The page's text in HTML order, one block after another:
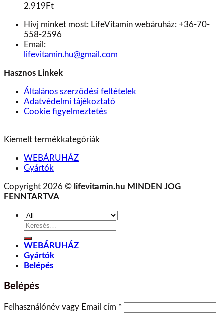
2.919 Ft
Hívj minket most: LifeVitamin webáruház: +36-70-
558-2596
Email:
lifevitamin.hu@gmail.com
Hasznos Linkek
Általános szerződési feltételek
Adatvédelmi tájékoztató
Cookie figyelmeztetés
Kiemelt termékkategóriák
WEBÁRUHÁZ
Gyártók
Copyright 2026 © lifevitamin.hu MINDEN JOG
FENNTARTVA
Keresés
következőre:
WEBÁRUHÁZ
Gyártók
Belépés
Belépés
Felhasználónév vagy Email cím *